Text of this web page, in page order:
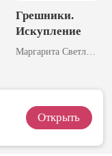
Грешники.
Искупление
Маргарита Светлова
Открыть